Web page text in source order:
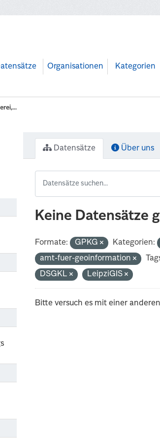
Organisationen Kategorien
Datensätze Über uns
Keine Datensätze
Formate: GPKG Kategorien:
amt-fuer-geoinformation
DSGKL
LeipziGIS
Bitte versuch es mit einer